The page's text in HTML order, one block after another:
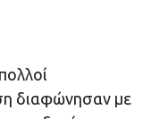
διαφώνησαν με